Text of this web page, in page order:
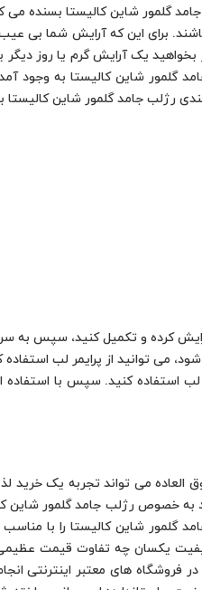
گلمور شاین کالیستا بسنده
برای این که آرایش شما بی
یک آرایش گرم یا روز دیگر
گلمور شاین کالیستا به وجود
رژلب جامد گلمور شاین
کرده و تکمیل کنید، سپس به
توانید از پرایمر لب استفاده
لب استفاده کنید. سپس با
می تواند تجربه یک خرید
خصوص رژلب جامد گلمور شاین
گلمور شاین کالیستا را با
یکسان چه تفاوت قیمت
فروشگاه های معتبر اینترنتی